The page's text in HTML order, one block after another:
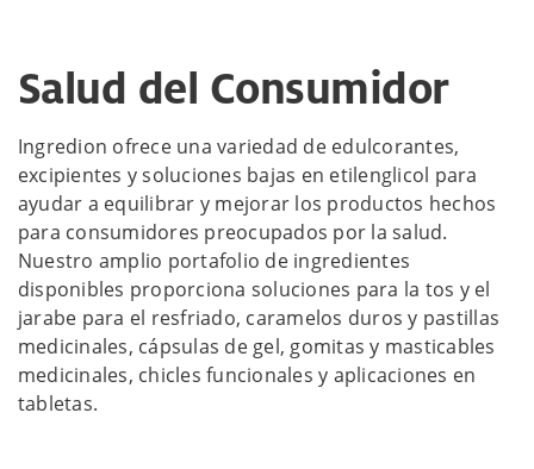
Salud del Consumidor
Ingredion ofrece una variedad de edulcorantes,
excipientes y soluciones bajas en etilenglicol para
ayudar a equilibrar y mejorar los productos hechos
para consumidores preocupados por la salud.
Nuestro amplio portafolio de ingredientes
disponibles proporciona soluciones para la tos y el
jarabe para el resfriado, caramelos duros y pastillas
medicinales, cápsulas de gel, gomitas y masticables
medicinales, chicles funcionales y aplicaciones en
tabletas.